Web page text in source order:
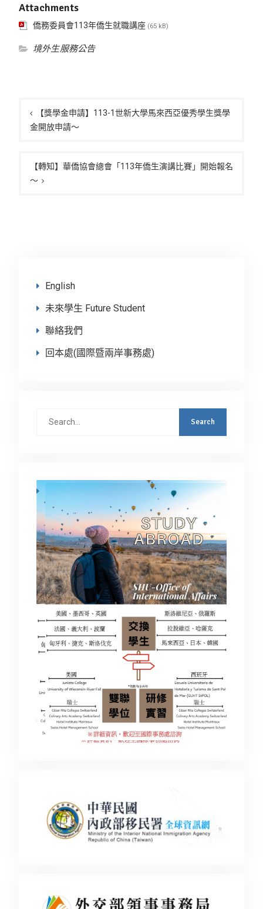
Attachments
僑務委員會113年僑生就職講座 (65 kB)
境外生服務公告
章
導
【獎學金申請】113-1世新大學馬來西亞優秀學生獎學
金開放申請～
【轉知】華僑協會總會「113年僑生演講比賽」開始報名
～
English
未來學生 Future Student
聯絡我們
回本處(國際暨兩岸事務處)